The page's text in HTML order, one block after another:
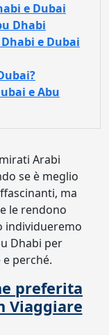
e Dubai
Dhabi
e Dubai
e Abu
Arabi
se è meglio
ma
le rendono
individueremo
Dhabi per
perché.
preferita
Viaggiare